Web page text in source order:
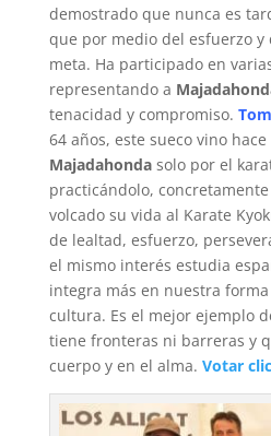
demostrado que nunca es
que por medio del esfuerzo y
meta. Ha participado en
representando a
tenacidad y compromiso.
64 años, este sueco vino
Majadahondasolo por el
practicándolo, concretamente
volcado su vida al Karate
de lealtad, esfuerzo,
el mismo interés estudia
integra más en nuestra
cultura. Es el mejor ejemplo
tiene fronteras ni barreras y
cuerpo y en el alma. Votar